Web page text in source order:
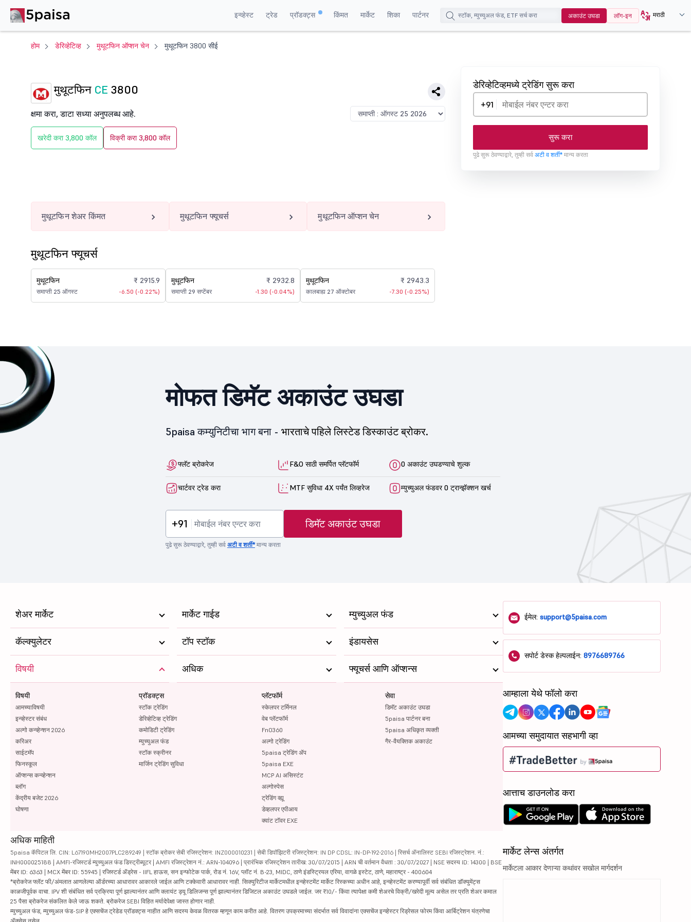
इन्व्हेस्ट ट्रेड प्रॉडक्ट्स किंमत मार्केट शिका पार्टनर अकाउंट उघडा लॉग-इन मराठी
होम डेरिव्हेटिव्ह मुथूटफिन ऑप्शन चेन मुथूटफिन 3800 सीई
मुथूटफिन CE 3800
क्षमा करा, डाटा सध्या अनुपलब्ध आहे.
खरेदी करा 3,800 कॉल विक्री करा 3,800 कॉल
डेरिव्हेटिव्हमध्ये ट्रेडिंग सुरू करा
+91
सुरू करा
पुढे सुरू ठेवण्याद्वारे, तुम्ही सर्व अटी व शर्ती* मान्य करता
मुथूटफिन शेअर किंमत मुथूटफिन फ्यूचर्स मुथूटफिन ऑप्शन चेन
मुथूटफिन फ्यूचर्स
मुथूटफिन
समाप्ती 25 ऑगस्ट
₹ 2915.9
-6.50 (-0.22%)
मुथूटफिन
समाप्ती 29 सप्टेंबर
₹ 2932.8
-1.30 (-0.04%)
मुथूटफिन
कालबाह्य 27 ऑक्टोबर
₹ 2943.3
-7.30 (-0.25%)
मोफत डिमॅट अकाउंट उघडा
5paisa कम्युनिटीचा भाग बना - भारताचे पहिले लिस्टेड डिस्काउंट ब्रोकर.
फ्लॅट ब्रोकरेज F&O साठी समर्पित प्लॅटफॉर्म 0 अकाउंट उघडण्याचे शुल्क
चार्टवर ट्रेड करा MTF सुविधा 4X पर्यंत लिव्हरेज म्युच्युअल फंडवर 0 ट्रान्झॅक्शन खर्च
+91 डिमॅट अकाउंट उघडा
पुढे सुरू ठेवण्याद्वारे, तुम्ही सर्व अटी व शर्ती*मान्य करता
शेअर मार्केट मार्केट गाईड म्युच्युअल फंड
कॅल्क्युलेटर टॉप स्टॉक इंडायसेस
विषयी
विषयी
आमच्याविषयी
इन्व्हेस्टर संबंध
अल्गो कन्व्हेन्शन 2026
करिअर
साईटमॅप
फिनस्कूल
ऑप्शन्स कन्व्हेन्शन
ब्लॉग
केंद्रीय बजेट 2026
घोषणा
प्रॉडक्ट्स
स्टॉक ट्रेडिंग
डेरिव्हेटिव्ह ट्रेडिंग
कमोडिटी ट्रेडिंग
म्युच्युअल फंड
स्टॉक स्क्रीनर
मार्जिन ट्रेडिंग सुविधा
प्लॅटफॉर्म
स्केलपर टर्मिनल
वेब प्लॅटफॉर्म
FnO360
अल्गो ट्रेडिंग
5paisa ट्रेडिंग ॲप
5paisa EXE
MCP AI असिस्टंट
अल्गोस्पेस
ट्रेडिंग व्ह्यू
डेव्हलपर एपीआय
क्वांट टॉवर EXE
सेवा
डिमॅट अकाउंट उघडा
5paisa पार्टनर बना
5paisa अधिकृत व्यक्ती
गैर-वैयक्तिक अकाउंट
अधिक फ्यूचर्स आणि ऑप्शन्स
अधिक माहिती
5paisa कॅपिटल लि. CIN: L67190MH2007PLC289249 | स्टॉक ब्रोकर सेबी रजिस्ट्रेशन: INZ000010231 | सेबी डिपॉझिटरी रजिस्ट्रेशन: IN DP CDSL: IN-DP-192-2016 | रिसर्च ॲनालिस्ट SEBI रजिस्ट्रेशन. नं.:
INH000025188 | AMFI-रजिस्टर्ड म्युच्युअल फंड डिस्ट्रीब्यूटर | AMFI रजिस्ट्रेशन नं.: ARN-104096 | प्रारंभिक रजिस्ट्रेशन तारीख: 30/07/2015 | ARN ची वर्तमान वैधता : 30/07/2027 | NSE सदस्य ID: 14300 | BSE
मेंबर ID: 6363 | MCX मेंबर ID: 55945 | रजिस्टर्ड ॲड्रेस - IIFL हाऊस, सन इन्फोटेक पार्क, रोड नं. 16V, प्लॉट नं. B-23, MIDC, ठाणे इंडस्ट्रियल एरिया, वागळे इस्टेट, ठाणे, महाराष्ट्र - 400604
*ब्रोकरेज फ्लॅट फी/अंमलात आणलेल्या ऑर्डरच्या आधारावर आकारले जाईल आणि टक्केवारी आधारावर नाही. सिक्युरिटीज मार्केटमधील इन्व्हेस्टमेंट मार्केट रिस्कच्या अधीन आहे, इन्व्हेस्टमेंट करण्यापूर्वी सर्व संबंधित डॉक्युमेंट्स
काळजीपूर्वक वाचा. IPV शी संबंधित सर्व प्रक्रिया पूर्ण झाल्यानंतर आणि क्लायंट ड्यू डिलिजन्स पूर्ण झाल्यानंतर डिजिटल अकाउंट उघडले जाईल. जर ₹10/- किंवा त्यापेक्षा कमी शेअरचे विक्री/खरेदी मूल्य असेल तर प्रति शेअर कमाल
25 पैसा ब्रोकरेज संकलित केले जाऊ शकते. ब्रोकरेज SEBI विहित मर्यादेपेक्षा जास्त होणार नाही.
म्युच्युअल फंड, म्युच्युअल फंड-SIP हे एक्सचेंज ट्रेडेड प्रॉडक्ट्स नाहीत आणि सदस्य केवळ वितरक म्हणून काम करीत आहे. वितरण उपक्रमाच्या संदर्भात सर्व विवादांना एक्सचेंज इन्व्हेस्टर रिड्रेसल फोरम किंवा आर्बिट्रेशन यंत्रणेचा
ईमेल:support@5paisa.com
सपोर्ट डेस्क हेल्पलाईन:8976689766
आम्हाला येथे फॉलो करा
आमच्या समुदायात सहभागी व्हा
आत्ताच डाउनलोड करा
मार्केट लेन्स अंतर्गत
मार्केटला आकार देणाऱ्या कथांवर सखोल मार्गदर्शन